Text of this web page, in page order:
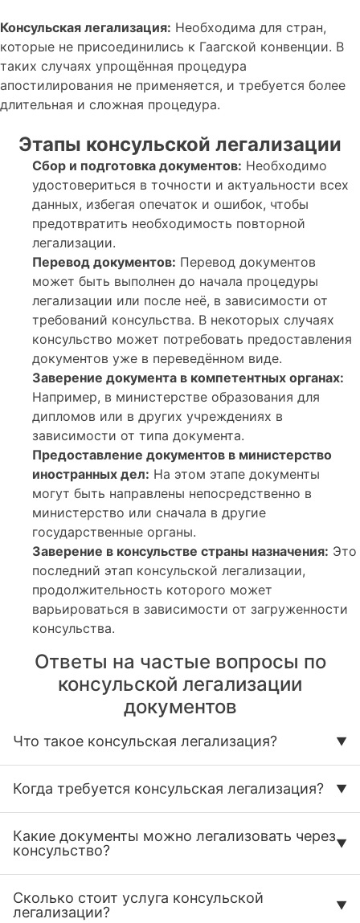
Консульская легализация: Необходима для стран,
которые не присоединились к Гаагской конвенции. В
таких случаях упрощённая процедура
апостилирования не применяется, и требуется более
длительная и сложная процедура.
Этапы консульской легализации
Сбор и подготовка документов: Необходимо
удостовериться в точности и актуальности всех
данных, избегая опечаток и ошибок, чтобы
предотвратить необходимость повторной
легализации.
Перевод документов: Перевод документов
может быть выполнен до начала процедуры
легализации или после неё, в зависимости от
требований консульства. В некоторых случаях
консульство может потребовать предоставления
документов уже в переведённом виде.
Заверение документа в компетентных органах:
Например, в министерстве образования для
дипломов или в других учреждениях в
зависимости от типа документа.
Предоставление документов в министерство
иностранных дел: На этом этапе документы
могут быть направлены непосредственно в
министерство или сначала в другие
государственные органы.
Заверение в консульстве страны назначения: Это
последний этап консульской легализации,
продолжительность которого может
варьироваться в зависимости от загруженности
консульства.
Ответы на частые вопросы по
консульской легализации
документов
Что такое консульская легализация?
Когда требуется консульская легализация?
Какие документы можно легализовать через
консульство?
Сколько стоит услуга консульской
легализации?